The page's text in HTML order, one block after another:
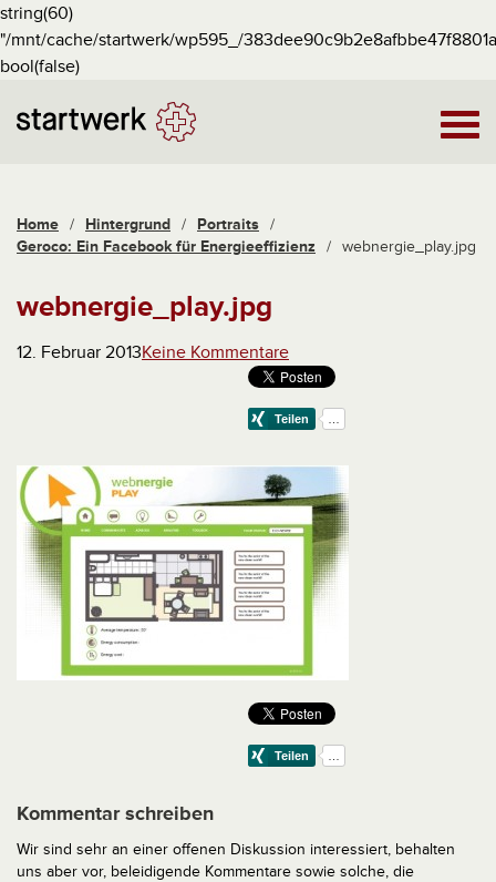
string(60)
"/mnt/cache/startwerk/wp595_/
bool(false)
Home / Hintergrund / Portraits /
Geroco: Ein Facebook für Energieeffizienz
/ webnergie_play.jpg
webnergie_play.jpg
12. Februar 2013Keine Kommentare
Kommentar schreiben
Wir sind sehr an einer offenen Diskussion interessiert, behalten
uns aber vor, beleidigende Kommentare sowie solche, die